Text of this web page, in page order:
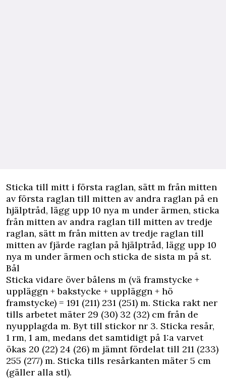
Sticka till mitt i första raglan, sätt m från mitten
av första raglan till mitten av andra raglan på en
hjälptråd, lägg upp 10 nya m under ärmen, sticka
från mitten av andra raglan till mitten av tredje
raglan, sätt m från mitten av tredje raglan till
mitten av fjärde raglan på hjälptråd, lägg upp 10
nya m under ärmen och sticka de sista m på st.
Bål
Sticka vidare över bålens m (vä framstycke +
uppläggn + bakstycke + uppläggn + hö
framstycke) = 191 (211) 231 (251) m. Sticka rakt ner
tills arbetet mäter 29 (30) 32 (32) cm från de
nyupplagda m. Byt till stickor nr 3. Sticka resår,
1 rm, 1 am, medans det samtidigt på 1:a varvet
ökas 20 (22) 24 (26) m jämnt fördelat till 211 (233)
255 (277) m. Sticka tills resårkanten mäter 5 cm
(gäller alla stl).